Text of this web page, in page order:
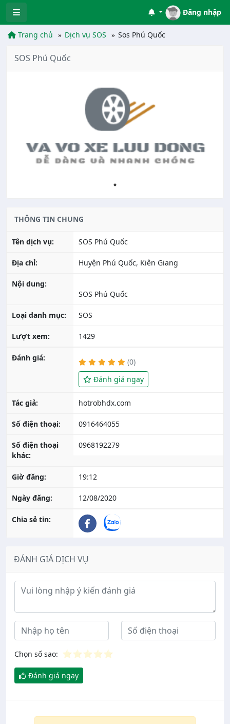
Đăng nhập
Trang chủ Dịch vụ SOS Sos Phú Quốc
SOS Phú Quốc
THÔNG TIN CHUNG
Tên dịch vụ: SOS Phú Quốc
Địa chỉ: Huyện Phú Quốc, Kiên Giang
Nội dung:
SOS Phú Quốc
Loại danh mục: SOS
Lượt xem: 1429
Đánh giá:
(0)
Đánh giá ngay
Tác giả:
Số điện thoại: 0916464055
Số điện thoại
khác:
0968192279
Giờ đăng: 19:12
Ngày đăng: 12/08/2020
Chia sẻ tin:
ĐÁNH GIÁ DỊCH VỤ
Ý kiến đánh giá
Chọn số sao: ⭐⭐⭐⭐⭐
Đánh giá ngay